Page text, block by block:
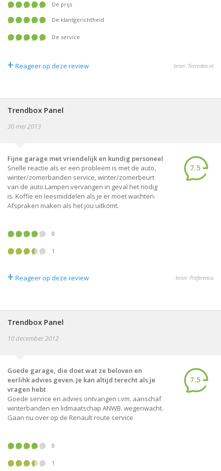
De prijs
De klantgerichtheid
De service
+ Reageer op deze review bron: Tevreden.nl
Trendbox Panel
30 mei 2013
Fijne garage met vriendelijk en kundig personeel
Snelle reactie als er een probleem is met de auto,
winter/zomerbanden service, winter/zomerbeurt
van de auto.Lampen vervangen in geval het nodig
is. Koffie en leesmiddelen als je er moet wachten.
Afspraken maken als het jou uitkomt.
7.5
0
1
+ Reageer op deze review bron: Preferenso
Trendbox Panel
10 december 2012
Goede garage, die doet wat ze beloven en
eerlihk advies geven. Je kan altijd terecht als je
vragen hebt
Goede service en advies ontvangen i.vm. aanschaf
winterbanden en lidmaatschap ANWB. wegenwacht.
Gaan nu over op de Renault route service
7.5
0
1